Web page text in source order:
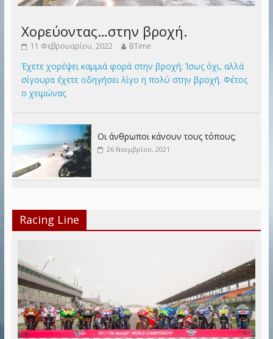
Χορεύοντας…στην βροχή.
11 Φεβρουαρίου, 2022 BTime
Έχετε χορέψει καμμιά φορά στην βροχή; Ίσως όχι, αλλά
σίγουρα έχετε οδηγήσει λίγο η πολύ στην βροχή. Φέτος
ο χειμώνας
Οι άνθρωποι κάνουν τους τόπους;
26 Νοεμβρίου, 2021
Racing Line